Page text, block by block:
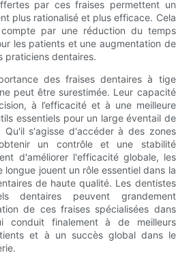
par ces fraises permettent un
plus rationalisé et plus efficace. Cela
par une réduction du temps
les patients et une augmentation de
praticiens dentaires.
des fraises dentaires à tige
peut être surestimée. Leur capacité
à l’efficacité et à une meilleure
essentiels pour un large éventail de
Qu'il s'agisse d'accéder à des zones
un contrôle et une stabilité
d'améliorer l'efficacité globale, les
longue jouent un rôle essentiel dans la
de haute qualité. Les dentistes
dentaires peuvent grandement
de ces fraises spécialisées dans
conduit finalement à de meilleurs
et à un succès global dans le